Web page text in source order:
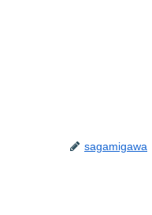
sagamigawa